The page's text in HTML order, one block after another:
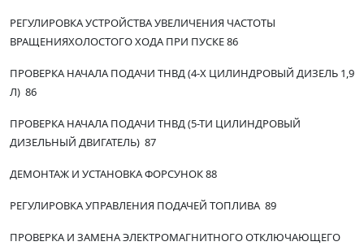
РЕГУЛИРОВКА УСТРОЙСТВА УВЕЛИЧЕНИЯ ЧАСТОТЫ
ВРАЩЕНИЯХОЛОСТОГО ХОДА ПРИ ПУСКЕ 86
ПРОВЕРКА НАЧАЛА ПОДАЧИ ТНВД (4-Х ЦИЛИНДРОВЫЙ ДИЗЕЛЬ 1,9
Л) 86
ПРОВЕРКА НАЧАЛА ПОДАЧИ ТНВД (5-ТИ ЦИЛИНДРОВЫЙ
ДИЗЕЛЬНЫЙ ДВИГАТЕЛЬ) 87
ДЕМОНТАЖ И УСТАНОВКА ФОРСУНОК 88
РЕГУЛИРОВКА УПРАВЛЕНИЯ ПОДАЧЕЙ ТОПЛИВА 89
ПРОВЕРКА И ЗАМЕНА ЭЛЕКТРОМАГНИТНОГО ОТКЛЮЧАЮЩЕГО